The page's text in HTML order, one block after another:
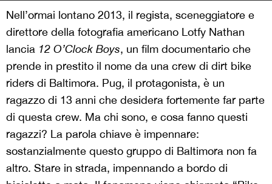
Nell’ormai lontano 2013, il regista, sceneggiatore e
direttore della fotografia americano Lotfy Nathan
lancia 12 O’Clock Boys, un film documentario che
prende in prestito il nome da una crew di dirt bike
riders di Baltimora. Pug, il protagonista, è un
ragazzo di 13 anni che desidera fortemente far parte
di questa crew. Ma chi sono, e cosa fanno questi
ragazzi? La parola chiave è impennare:
sostanzialmente questo gruppo di Baltimora non fa
altro. Stare in strada, impennando a bordo di